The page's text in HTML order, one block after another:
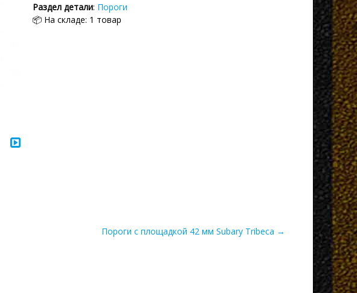
Раздел детали: Пороги
📦 На складе: 1 товар
Пороги с площадкой 42 мм Subary Tribeca →